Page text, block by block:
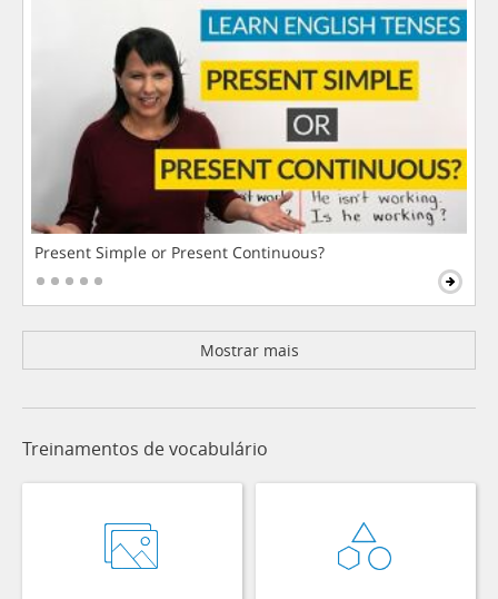
Present Simple or Present Continuous?
Mostrar mais
Treinamentos de vocabulário